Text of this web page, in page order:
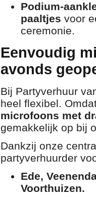
Podium-
paaltjes voor
ceremonie.
Eenvoudig
avonds
Bij Partyverhuur
heel flexibel.
microfoons met
gemakkelijk op bij
Dankzij onze
partyverhuurder
Ede,
Voorthuizen.